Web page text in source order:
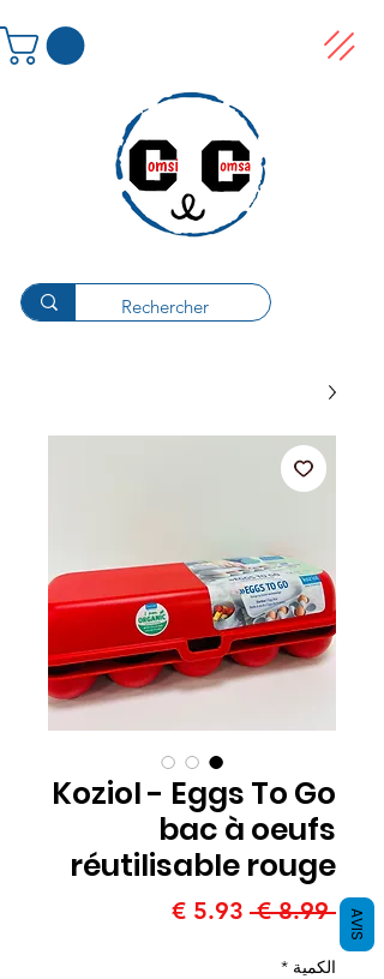
Koziol - Eggs To Go
bac à oeufs
réutilisable rouge
‏8.99 €
سعر
سعر
الكمية *
AVIS